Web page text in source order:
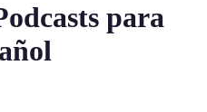
para